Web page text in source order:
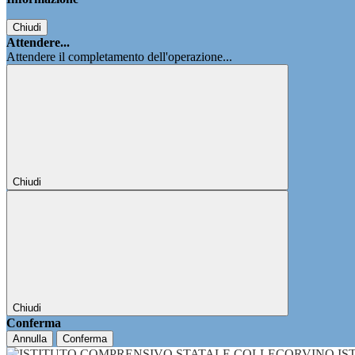
Chiudi
Attendere...
Attendere il completamento dell'operazione...
Chiudi
Chiudi
Conferma
Annulla Conferma